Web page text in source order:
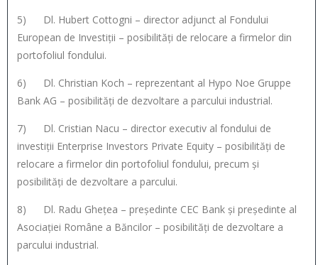
5) Dl. Hubert Cottogni – director adjunct al Fondului
European de Investiții – posibilități de relocare a firmelor din
portofoliul fondului.
6) Dl. Christian Koch – reprezentant al Hypo Noe Gruppe
Bank AG – posibilități de dezvoltare a parcului industrial.
7) Dl. Cristian Nacu – director executiv al fondului de
investiții Enterprise Investors Private Equity – posibilități de
relocare a firmelor din portofoliul fondului, precum și
posibilități de dezvoltare a parcului.
8) Dl. Radu Ghețea – președinte CEC Bank și președinte al
Asociației Române a Băncilor – posibilități de dezvoltare a
parcului industrial.